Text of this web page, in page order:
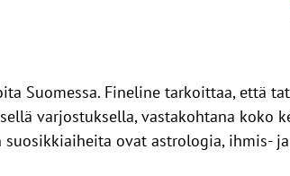
Suomessa. Fineline tarkoittaa, että
varjostuksella, vastakohtana
ovat astrologia, ihmis-